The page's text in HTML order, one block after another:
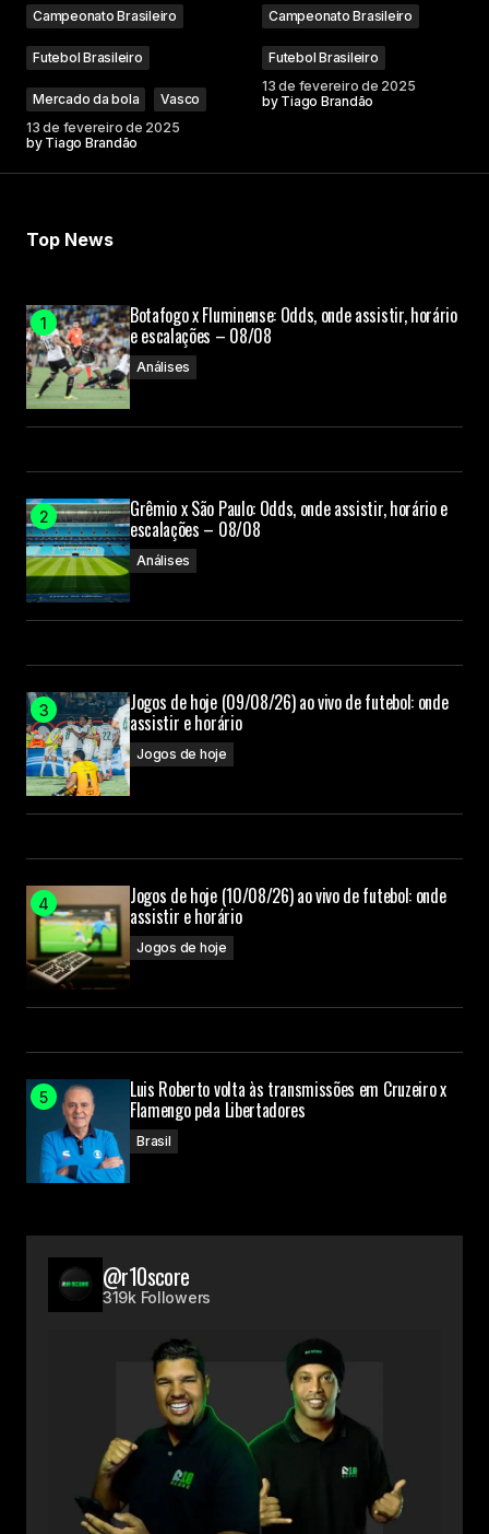
Campeonato Brasileiro
Futebol Brasileiro
Mercado da bola
Vasco
13 de fevereiro de 2025
by Tiago Brandão
Campeonato Brasileiro
Futebol Brasileiro
13 de fevereiro de 2025
by Tiago Brandão
Top News
Botafogo x Fluminense: Odds, onde assistir, horário
e escalações – 08/08
Análises
Grêmio x São Paulo: Odds, onde assistir, horário e
escalações – 08/08
Análises
Jogos de hoje (09/08/26) ao vivo de futebol: onde
assistir e horário
Jogos de hoje
Jogos de hoje (10/08/26) ao vivo de futebol: onde
assistir e horário
Jogos de hoje
Luis Roberto volta às transmissões em Cruzeiro x
Flamengo pela Libertadores
Brasil
@r10score
319k Followers